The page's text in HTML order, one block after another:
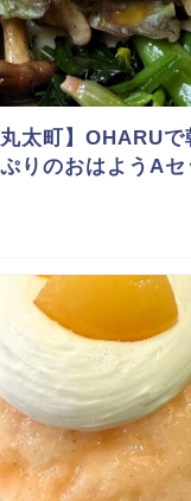
丸太町】OHARU
りのおはようA